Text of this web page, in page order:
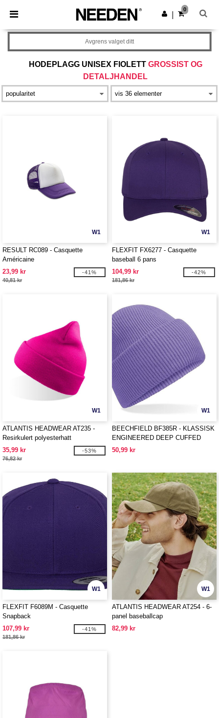
× Needen-app
Bedre priser i appen!
Last ned app
0
HODEPLAGG UNISEX FIOLETT GROSSIST OG
DETALJHANDEL
Avgrens valget ditt
W1
RESULT RC089 - Casquette
Américaine
23,99 kr
40,81 kr
-41%
W1
FLEXFIT FX6277 - Casquette
baseball 6 pans
104,99 kr
181,86 kr
-42%
W1
ATLANTIS HEADWEAR AT235 -
Resirkulert polyesterhatt
35,99 kr
76,82 kr
-53%
W1
BEECHFIELD BF385R - KLASSISK
ENGINEERED DEEP CUFFED
BEANIE
50,99 kr
W1
FLEXFIT F6089M - Casquette
Snapback
107,99 kr
181,86 kr
-41%
W1
ATLANTIS HEADWEAR AT254 - 6-
panel baseballcap
82,99 kr